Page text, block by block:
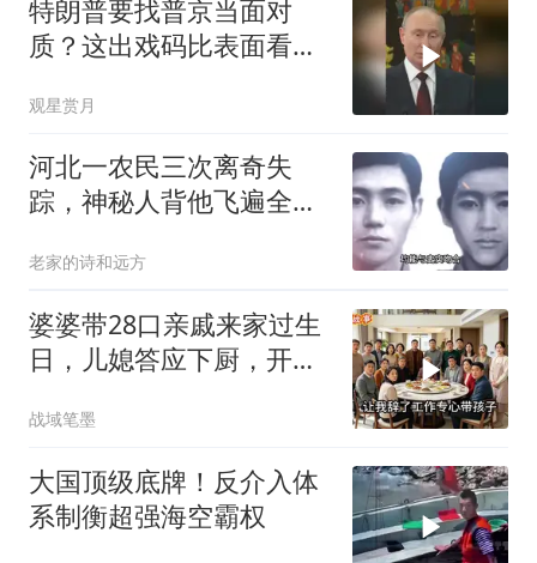
特朗普要找普京当面对
质？这出戏码比表面看起
观星赏月
河北一农民三次离奇失
踪，神秘人背他飞遍全中
老家的诗和远方
婆婆带28口亲戚来家过生
日，儿媳答应下厨，开饭
战域笔墨
大国顶级底牌！反介入体
系制衡超强海空霸权